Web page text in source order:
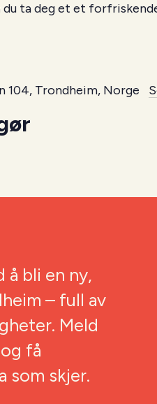
ta deg et et
104, Trondheim, Norge
å bli en ny,
– full av
Meld
få
som skjer.